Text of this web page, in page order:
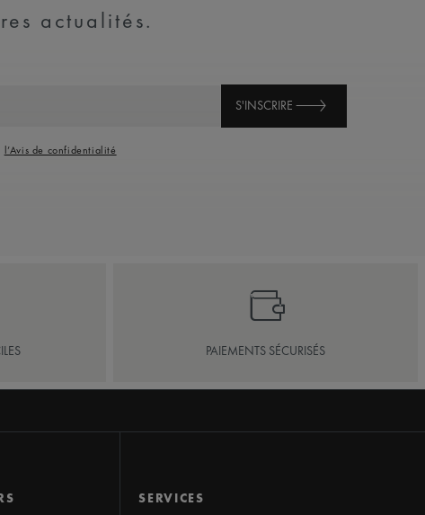
actualités.
S'INSCRIRE
l’Avis de confidentialité
PAIEMENTS SÉCURISÉS
SERVICES